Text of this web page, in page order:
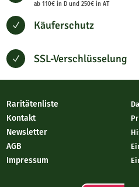
ab 110€ in D und 250€ in AT
N Käuferschutz
N SSL-Verschlüsselung
Raritätenliste
Kontakt
Newsletter
AGB
Impressum